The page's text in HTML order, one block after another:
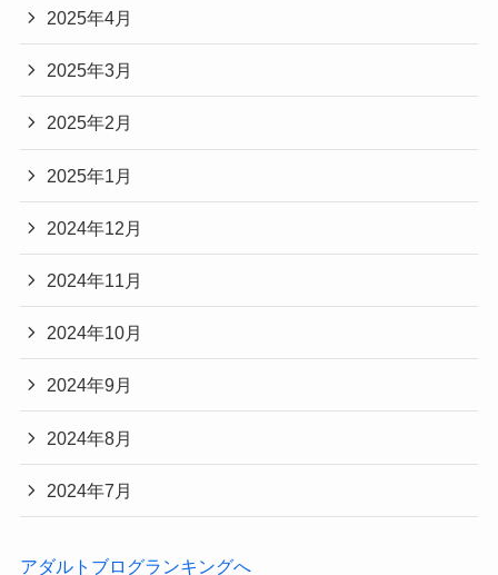
2025年4月
2025年3月
2025年2月
2025年1月
2024年12月
2024年11月
2024年10月
2024年9月
2024年8月
2024年7月
アダルトブログランキングへ